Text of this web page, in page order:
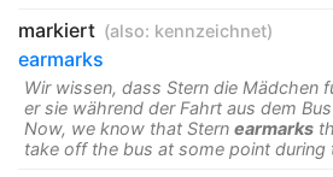
markiert (also: kennzeichnet)
earmarks
Wir wissen, dass Stern die Mädchen
er sie während der Fahrt aus dem Bus
Now, we know that Stern earmarks
take off the bus at some point during